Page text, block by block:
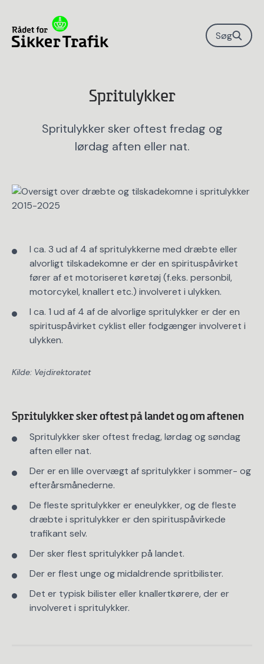
Søg
Spritulykker
Spritulykker sker oftest fredag og
lørdag aften eller nat.
I ca. 3 ud af 4 af spritulykkerne med dræbte eller
alvorligt tilskadekomne er der en spirituspåvirket
fører af et motoriseret køretøj (f.eks. personbil,
motorcykel, knallert etc.) involveret i ulykken.
I ca. 1 ud af 4 af de alvorlige spritulykker er der en
spirituspåvirket cyklist eller fodgænger involveret i
ulykken.
Kilde: Vejdirektoratet
Spritulykker sker oftest på landet og om aftenen
Spritulykker sker oftest fredag, lørdag og søndag
aften eller nat.
Der er en lille overvægt af spritulykker i sommer- og
efterårsmånederne.
De fleste spritulykker er eneulykker, og de fleste
dræbte i spritulykker er den spirituspåvirkede
trafikant selv.
Der sker flest spritulykker på landet.
Der er flest unge og midaldrende spritbilister.
Det er typisk bilister eller knallertkørere, der er
involveret i spritulykker.